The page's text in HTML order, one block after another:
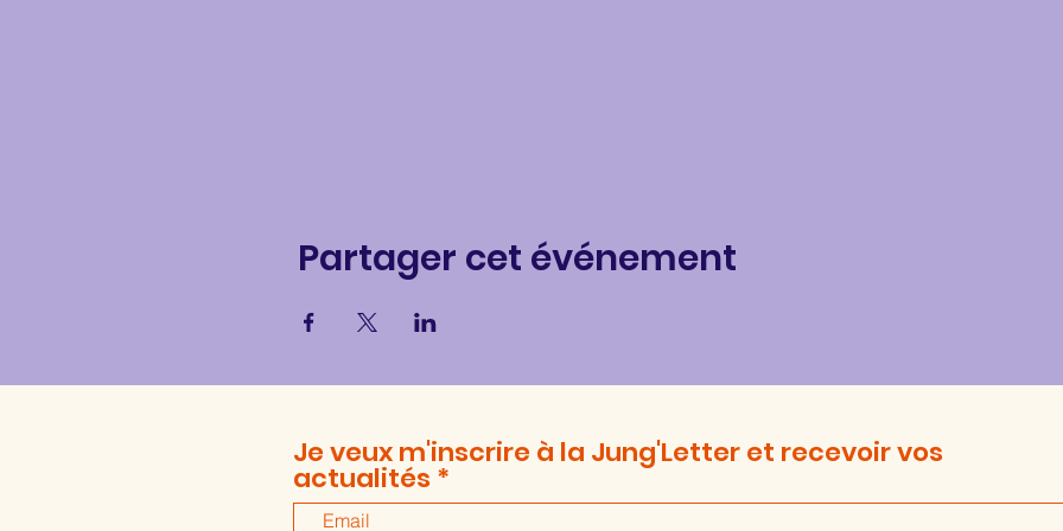
Partager cet événement
Je veux m'inscrire à la Jung'Letter et recevoir vos
actualités